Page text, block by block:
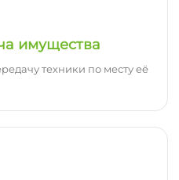
имущества
техники по месту её